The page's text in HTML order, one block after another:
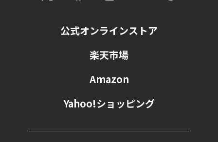
公式オンラインストア
楽天市場
Amazon
Yahoo!ショッピング